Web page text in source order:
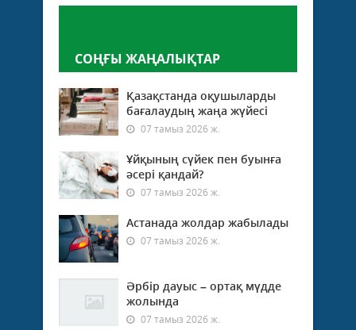
СОҢҒЫ ЖАҢАЛЫҚТАР
Қазақстанда оқушыларды
бағалаудың жаңа жүйесі
07 тамыз 2026 ж.
Ұйқының сүйек пен буынға
әсері қандай?
07 тамыз 2026 ж.
Астанада жолдар жабылады
07 тамыз 2026 ж.
Әрбір дауыс – ортақ мүдде
жолында
07 тамыз 2026 ж.